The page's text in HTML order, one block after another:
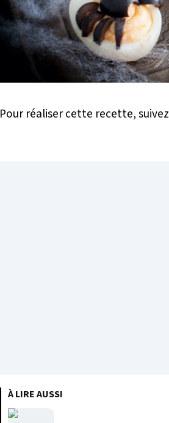
Pour réaliser cette recette,
À LIRE AUSSI